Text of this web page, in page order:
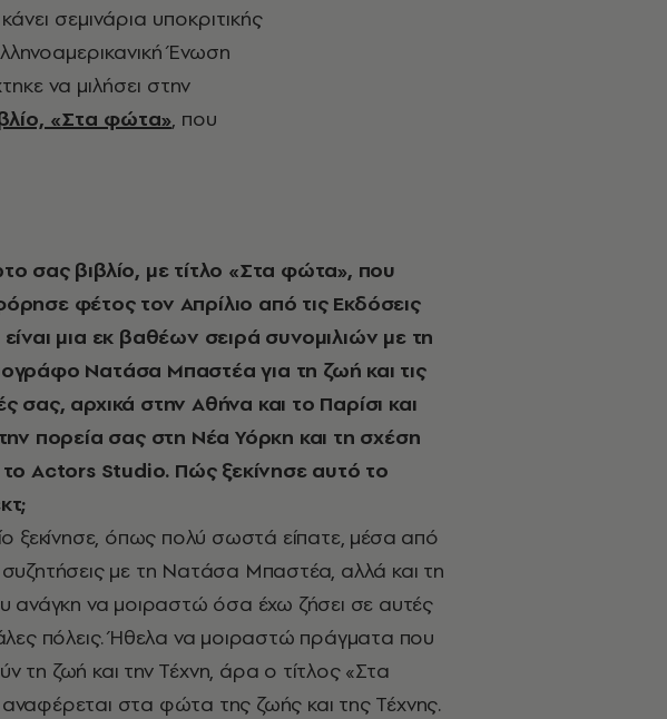
σεμινάρια υποκριτικής
Ένωση
να μιλήσει στην
«Στα φώτα», που
σας βιβλίο, με τίτλο «Στα φώτα», που
φέτος τον Απρίλιο από τις Εκδόσεις
μια εκ βαθέων σειρά συνομιλιών με τη
Νατάσα Μπαστέα για τη ζωή και τις
σας, αρχικά στην Αθήνα και το Παρίσι και
πορεία σας στη Νέα Υόρκη και τη σχέση
τοActors Studio. Πώς ξεκίνησε αυτό το
ξεκίνησε, όπως πολύ σωστά είπατε, μέσα από
με τη Νατάσα Μπαστέα, αλλά και τη
ανάγκη να μοιραστώ όσα έχω ζήσει σε αυτές
πόλεις. Ήθελα να μοιραστώ πράγματα που
τη ζωή και την Τέχνη, άρα ο τίτλος «Στα
στα φώτα της ζωής και της Τέχνης.